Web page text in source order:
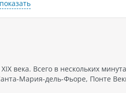
показать
века. Всего в нескольких
Мария-дель-Фьоре, Понте